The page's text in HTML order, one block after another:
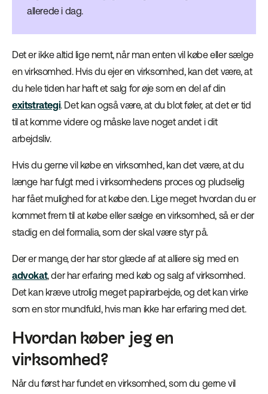
allerede i dag.
Det er ikke altid lige nemt, når man enten vil købe eller sælge
en virksomhed. Hvis du ejer en virksomhed, kan det være, at
du hele tiden har haft et salg for øje som en del af din
exitstrategi. Det kan også være, at du blot føler, at det er tid
til at komme videre og måske lave noget andet i dit
arbejdsliv.
Hvis du gerne vil købe en virksomhed, kan det være, at du
længe har fulgt med i virksomhedens proces og pludselig
har fået mulighed for at købe den. Lige meget hvordan du er
kommet frem til at købe eller sælge en virksomhed, så er der
stadig en del formalia, som der skal være styr på.
Der er mange, der har stor glæde af at alliere sig med en
advokat, der har erfaring med køb og salg af virksomhed.
Det kan kræve utrolig meget papirarbejde, og det kan virke
som en stor mundfuld, hvis man ikke har erfaring med det.
Hvordan køber jeg en
virksomhed?
Når du først har fundet en virksomhed, som du gerne vil